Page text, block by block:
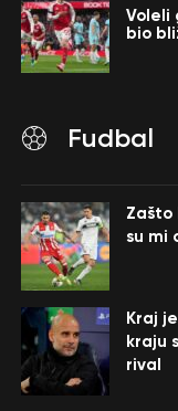
Voleli
bio
Fudbal
Zašto
su mi
Kraj
kraju
rival